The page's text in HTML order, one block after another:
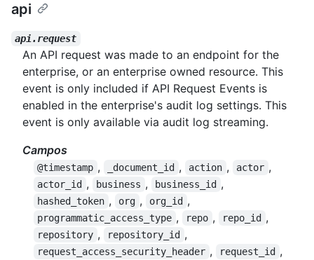
api
api.request
An API request was made to an endpoint for the
enterprise, or an enterprise owned resource. This
event is only included if API Request Events is
enabled in the enterprise's audit log settings. This
event is only available via audit log streaming.
Campos
@timestamp , _document_id , action , actor ,
actor_id , business , business_id ,
hashed_token , org , org_id ,
programmatic_access_type , repo , repo_id ,
repository , repository_id ,
request_access_security_header , request_id ,